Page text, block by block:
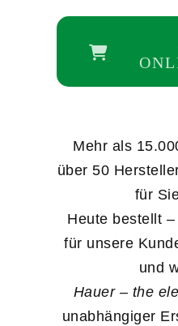
Mehr als
über 50
für
Heute bestellt
für unsere
und
Hauer – the
unabhängiger